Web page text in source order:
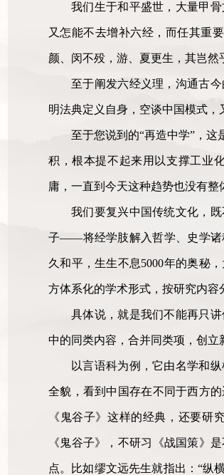
我们生于和平盛世，大量甲
又怎能不去增补六经，而任其重
颜、闵不殁，游、夏更生，其岂然
至于阐发六经义理，沟通古
明法典定义自身，空谈中国模式
至于您说到的“再造中学”，
积，根本提不起来用以支撑工业
庸，一直到今天这种趋势也没有整
我们要复兴中国传统文化，
子——将经学肢解入哲学、史学诸
久和平，生生不息5000年的奥秘
方体系化的学术形式，按研究内
具体说，就是我们不能再只
中的同类内容，合并同类项，创
以言语科为例，它由名学和
全貌，看到中国存在不同于西方
《鬼谷子》这样的经典，还要研
《鬼谷子》，不研习《战国策》
点。比如缪文远先生就指出：“纵